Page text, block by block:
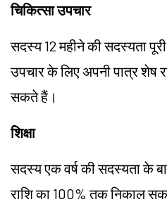
चिकित्सा उपचार
सदस्य 12 महीने की सदस्यता
उपचार के लिए अपनी पात्र शेष
सकते हैं।
शिक्षा
सदस्य एक वर्ष की सदस्यता के
राशि का 100% तक निकाल